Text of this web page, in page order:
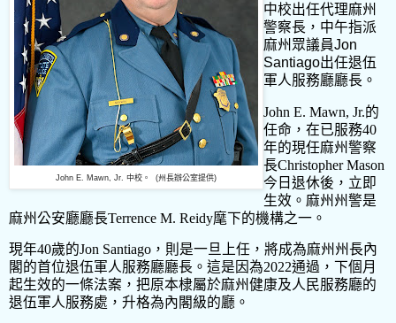
John E. Mawn, Jr. 中校。 (州長辦公室提供)
中校出任代理麻州
警察長，中午指派
麻州眾議員Jon
Santiago出任退伍
軍人服務廳廳長。
John E. Mawn, Jr.的
任命，在已服務40
年的現任麻州警察
長Christopher Mason
今日退休後，立即
生效。麻州州警是
麻州公安廳廳長Terrence M. Reidy麾下的機構之一。
現年40歲的Jon Santiago ，則是一旦上任，將成為麻州州長內
閣的首位退伍軍人服務廳廳長。這是因為2022通過，下個月
起生效的一條法案，把原本棣屬於麻州健康及人民服務廳的
退伍軍人服務處，升格為內閣級的廳。